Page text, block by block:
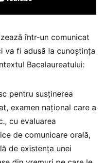
într-un comunicat
va fi adusă la cunoștința
Bacalaureatului:
pentru susținerea
examen național care a
cu evaluarea
de comunicare orală,
de existența unei